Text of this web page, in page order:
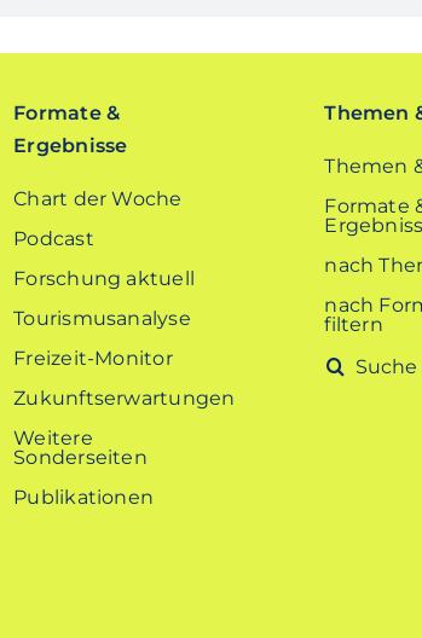
Formate &
Ergebnisse
Chart der Woche
Podcast
Forschung aktuell
Tourismusanalyse
Freizeit-Monitor
Zukunftserwartungen
Weitere
Sonderseiten
Publikationen
Themen
Themen
Formate
nach
nach
filtern
Suche